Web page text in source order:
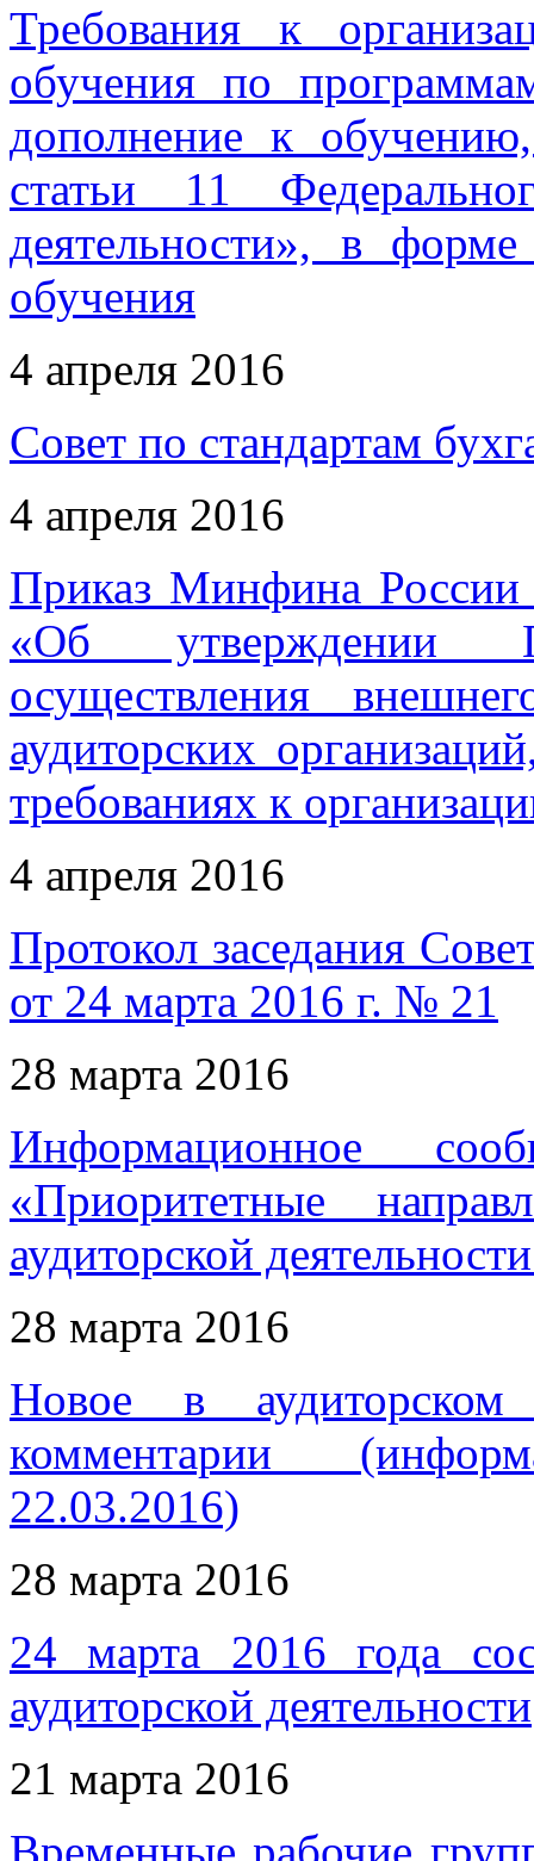
Требования к
обучения по
дополнение к
статьи 11
деятельности», в
обучения
4 апреля 2016
Совет по стандартам
4 апреля 2016
Приказ Минфина
«Об утверждении
осуществления
аудиторских
требованиях к
4 апреля 2016
Протокол заседания
от 24 марта 2016 г. № 21
28 марта 2016
Информационное
«Приоритетные
аудиторской
28 марта 2016
Новое в аудиторском
комментарии
22.03.2016)
28 марта 2016
24 марта 2016 года
аудиторской деятельности
21 марта 2016
Временные рабочие